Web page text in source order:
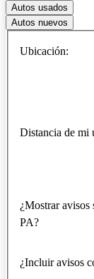
Autos usados
Autos nuevos
Ubicación:
Distancia de mi
¿Mostrar avisos
PA?
¿Incluir avisos